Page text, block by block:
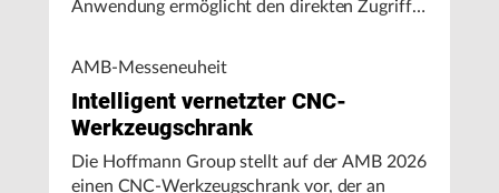
Anwendung ermöglicht den direkten Zugriff
Energieverbrauch.
AMB-Messeneuheit
Intelligent vernetzter CNC-
Werkzeugschrank
Die Hoffmann Group stellt auf der AMB 2026
einen CNC-Werkzeugschrank vor, der an